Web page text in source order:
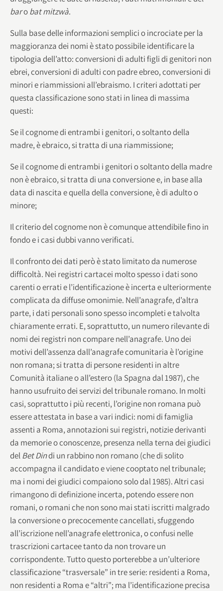
barobat mitzwà.
Sulla base delle informazioni semplici o incrociate per la
maggioranza dei nomi è stato possibile identificare la
tipologia dell’atto: conversioni di adulti figli di genitori non
ebrei, conversioni di adulti con padre ebreo, conversioni di
minori e riammissioni all’ebraismo. I criteri adottati per
questa classificazione sono stati in linea di massima
questi:
Se il cognome di entrambi i genitori, o soltanto della
madre, è ebraico, si tratta di una riammissione;
Se il cognome di entrambi i genitori o soltanto della madre
non è ebraico, si tratta di una conversione e, in base alla
data di nascita e quella della conversione, è di adulto o
minore;
Il criterio del cognome non è comunque attendibile fino in
fondo e i casi dubbi vanno verificati.
Il confronto dei dati però è stato limitato da numerose
difficoltà. Nei registri cartacei molto spesso i dati sono
carenti o errati e l’identificazione è incerta e ulteriormente
complicata da diffuse omonimie. Nell’anagrafe, d’altra
parte, i dati personali sono spesso incompleti e talvolta
chiaramente errati. E, soprattutto, un numero rilevante di
nomi dei registri non compare nell’anagrafe. Uno dei
motivi dell’assenza dall’anagrafe comunitaria è l’origine
non romana; si tratta di persone residenti in altre
Comunità italiane o all’estero (la Spagna dal 1987), che
hanno usufruito dei servizi del tribunale romano. In molti
casi, soprattutto i più recenti, l’origine non romana può
essere attestata in base a vari indici: nomi di famiglia
assenti a Roma, annotazioni sui registri, notizie derivanti
da memorie o conoscenze, presenza nella terna dei giudici
delBet Dindi un rabbino non romano (che di solito
accompagna il candidato e viene cooptato nel tribunale;
ma i nomi dei giudici compaiono solo dal 1985). Altri casi
rimangono di definizione incerta, potendo essere non
romani, o romani che non sono mai stati iscritti malgrado
la conversione o precocemente cancellati, sfuggendo
all’iscrizione nell’anagrafe elettronica, o confusi nelle
trascrizioni cartacee tanto da non trovare un
corrispondente. Tutto questo porterebbe a un’ulteriore
classificazione “trasversale” in tre serie: residenti a Roma,
non residenti a Roma e “altri”; ma l’identificazione precisa